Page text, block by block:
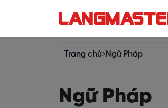
Trang chủ>Ngữ Pháp
Ngữ Pháp